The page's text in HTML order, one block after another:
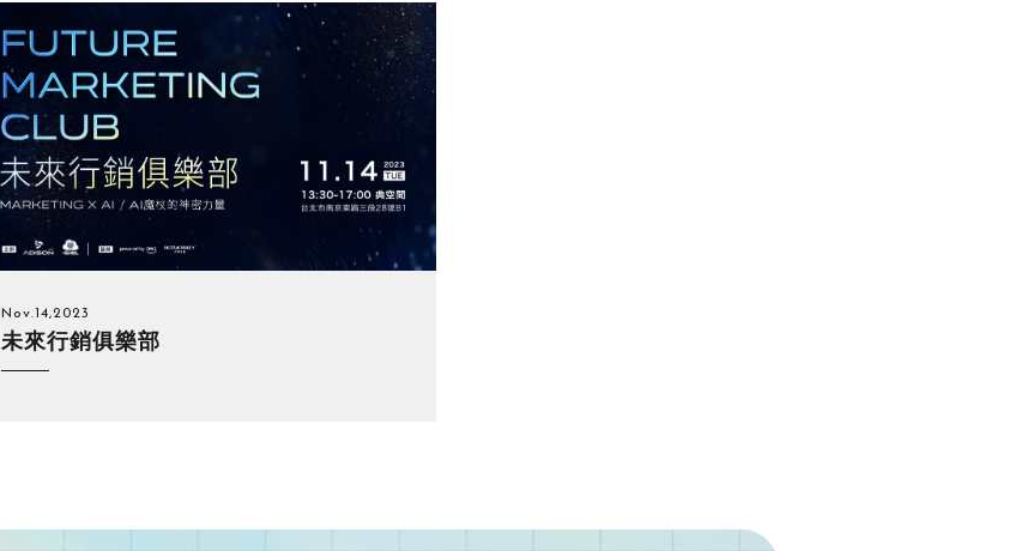
Nov.14,2023
未來行銷俱樂部
僅必需的Cookies